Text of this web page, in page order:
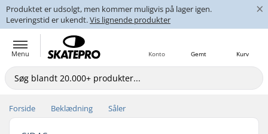
Produktet er udsolgt, men kommer muligvis på lager igen.
Leveringstid er ukendt.Vis lignende produkter
×
Menu Kurv
Gemt
Konto
Forside Beklædning Såler